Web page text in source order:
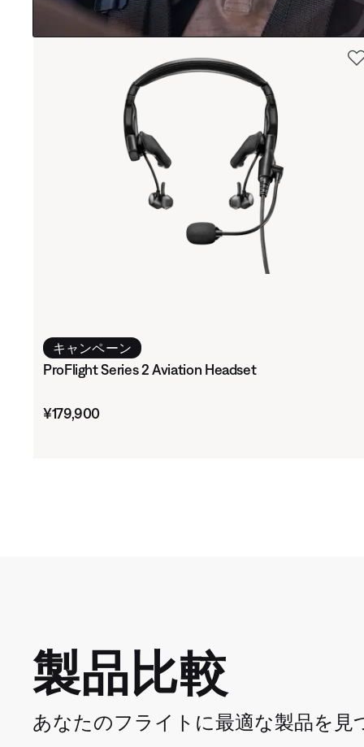
キャンペーン
ProFlight Series 2 Aviation Headset
価格:
¥179,900
製品比較
あなたのフライトに最適な製品を見